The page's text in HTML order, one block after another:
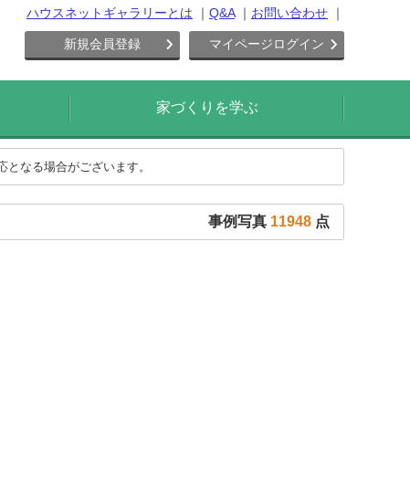
ハウスネットギャラリーとは Q&A お問い合わせ
新規会員登録 マイページログイン
家づくりを学ぶ
なる場合がございます。
事例写真 11948 点